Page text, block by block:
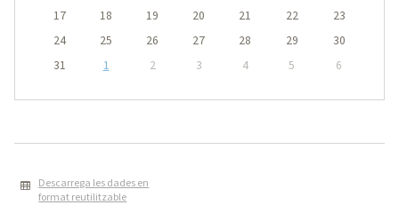
17
18 19 20 21 22
23
24
25 26 27 28 29
30
31
1 2 3 4 5 6
Descarrega les dades en
format reutilitzable